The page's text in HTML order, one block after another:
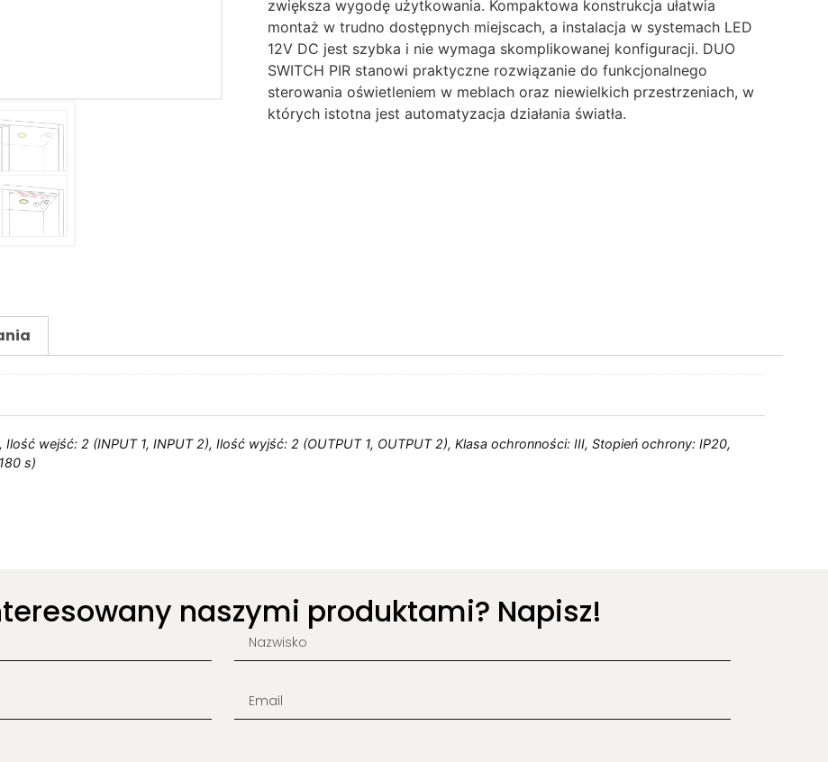
zwiększa wygodę użytkowania. Kompaktowa konstrukcja ułatwia
montaż w trudno dostępnych miejscach, a instalacja w systemach LED
12V DC jest szybka i nie wymaga skomplikowanej konfiguracji. DUO
SWITCH PIR stanowi praktyczne rozwiązanie do funkcjonalnego
sterowania oświetleniem w meblach oraz niewielkich przestrzeniach, w
których istotna jest automatyzacja działania światła.
wejść: 2 (INPUT 1, INPUT 2), Ilość wyjść: 2 (OUTPUT 1, OUTPUT 2), Klasa ochronności: III, Stopień ochrony: IP20,
s)
naszymi produktami? Napisz!